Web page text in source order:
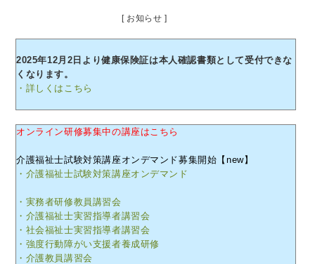
[ お知らせ ]
2025年12月2日より健康保険証は本人確認書類として受付できな
くなります。
・詳しくはこちら
オンライン研修募集中の講座はこちら
介護福祉士試験対策講座オンデマンド募集開始【new】
・介護福祉士試験対策講座オンデマンド
・実務者研修教員講習会
・介護福祉士実習指導者講習会
・社会福祉士実習指導者講習会
・強度行動障がい支援者養成研修
・介護教員講習会